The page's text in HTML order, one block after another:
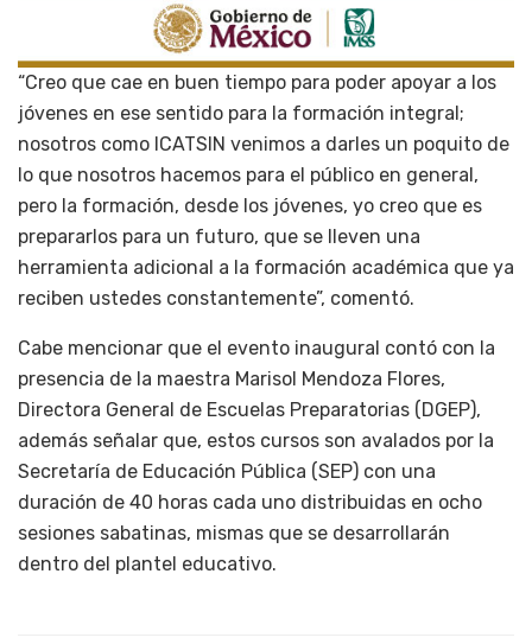
“Creo que cae en buen tiempo para poder apoyar a los
jóvenes en ese sentido para la formación integral;
nosotros como ICATSIN venimos a darles un poquito de
lo que nosotros hacemos para el público en general,
pero la formación, desde los jóvenes, yo creo que es
prepararlos para un futuro, que se lleven una
herramienta adicional a la formación académica que ya
reciben ustedes constantemente”, comentó.
Cabe mencionar que el evento inaugural contó con la
presencia de la maestra Marisol Mendoza Flores,
Directora General de Escuelas Preparatorias (DGEP),
además señalar que, estos cursos son avalados por la
Secretaría de Educación Pública (SEP) con una
duración de 40 horas cada uno distribuidas en ocho
sesiones sabatinas, mismas que se desarrollarán
dentro del plantel educativo.